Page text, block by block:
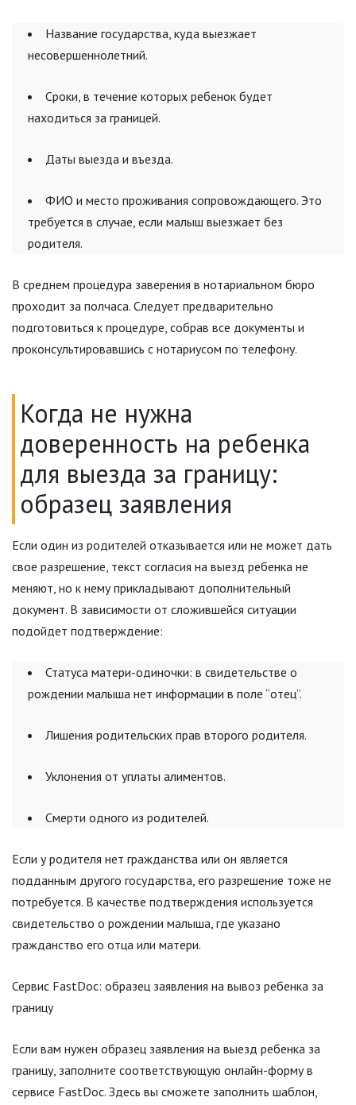
Название государства, куда выезжает
несовершеннолетний.
Сроки, в течение которых ребенок будет
находиться за границей.
Даты выезда и въезда.
ФИО и место проживания сопровождающего. Это
требуется в случае, если малыш выезжает без
родителя.
В среднем процедура заверения в нотариальном бюро
проходит за полчаса. Следует предварительно
подготовиться к процедуре, собрав все документы и
проконсультировавшись с нотариусом по телефону.
Когда не нужна
доверенность на ребенка
для выезда за границу:
образец заявления
Если один из родителей отказывается или не может дать
свое разрешение, текст согласия на выезд ребенка не
меняют, но к нему прикладывают дополнительный
документ. В зависимости от сложившейся ситуации
подойдет подтверждение:
Статуса матери-одиночки: в свидетельстве о
рождении малыша нет информации в поле “отец”.
Лишения родительских прав второго родителя.
Уклонения от уплаты алиментов.
Смерти одного из родителей.
Если у родителя нет гражданства или он является
подданным другого государства, его разрешение тоже не
потребуется. В качестве подтверждения используется
свидетельство о рождении малыша, где указано
гражданство его отца или матери.
Сервис FastDoc: образец заявления на вывоз ребенка за
границу
Если вам нужен образец заявления на выезд ребенка за
границу, заполните соответствующую онлайн-форму в
сервисе FastDoc. Здесь вы сможете заполнить шаблон,